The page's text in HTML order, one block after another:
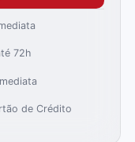
72h
de Crédito